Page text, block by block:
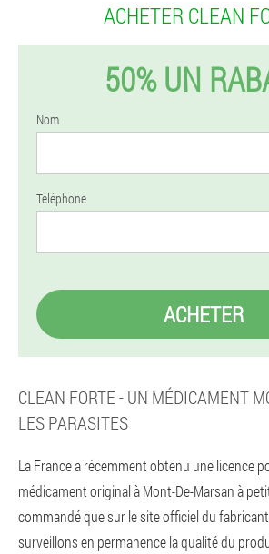
ACHETER CLEAN
50% UN
Nom
Téléphone
ACHETER
CLEAN FORTE - UN MÉDICAMENT
LES PARASITES
La France a récemment obtenu une licence
médicament original à Mont-De-Marsan à
commandé que sur le site officiel du
surveillons en permanence la qualité du